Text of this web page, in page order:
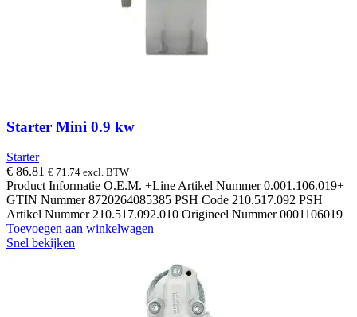
Starter Mini 0.9 kw
Starter
€ 86.81 € 71.74 excl. BTW
Product Informatie O.E.M. +Line Artikel Nummer 0.001.106.019+
GTIN Nummer 8720264085385 PSH Code 210.517.092 PSH
Artikel Nummer 210.517.092.010 Origineel Nummer 0001106019
Toevoegen aan winkelwagen
Snel bekijken